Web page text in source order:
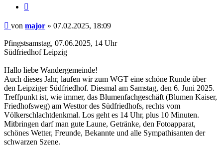
Beitrag
von major » 07.02.2025, 18:09
Pfingstsamstag, 07.06.2025, 14 Uhr
Südfriedhof Leipzig
Hallo liebe Wandergemeinde!
Auch dieses Jahr, laufen wir zum WGT eine schöne Runde über
den Leipziger Südfriedhof. Diesmal am Samstag, den 6. Juni 2025.
Treffpunkt ist, wie immer, das Blumenfachgeschäft (Blumen Kaiser,
Friedhofsweg) am Westtor des Südfriedhofs, rechts vom
Völkerschlachtdenkmal. Los geht es 14 Uhr, plus 10 Minuten.
Mitbringen darf man gute Laune, Getränke, den Fotoapparat,
schönes Wetter, Freunde, Bekannte und alle Sympathisanten der
schwarzen Szene.